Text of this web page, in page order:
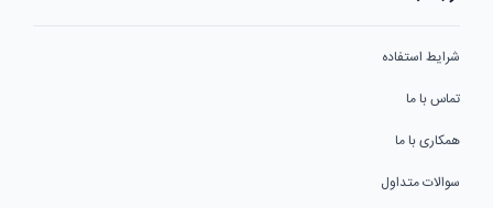
شرایط استفاده
تماس با ما
همکاری با ما
سوالات متداول